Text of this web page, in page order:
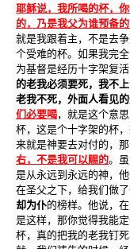
耶稣说，我所喝的杯，
的，乃是我父为谁预备的
就是我跟着主，不是去
个受难的杯。如果我完
为基督是经历十字架复
的老我必须要死，我不
老我不死，外面人看见
们必要喝，就是这个意
杯，这是个十字架的杯
来就是神要去对付的，
右，不是我可以赐的。
是从永远到永远的神，
在圣父之下，给我们做
却为仆的榜样。他说，
是这样，那你觉得我能
杯，真的把我的老我钉